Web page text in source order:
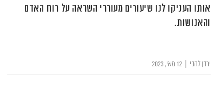
אותו העניקו לנו שיעורים מעוררי השראה על רוח האדם
והאנושות.
ירדן להבי